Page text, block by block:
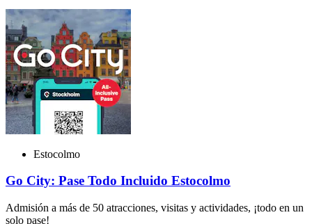
Estocolmo
Go City: Pase Todo Incluido Estocolmo
Admisión a más de 50 atracciones, visitas y actividades, ¡todo en un
solo pase!